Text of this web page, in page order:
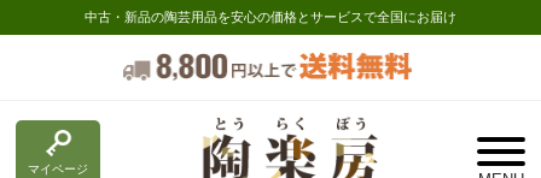
中古・新品の陶芸用品を安心の価格とサービスで全国にお届け
マイページ